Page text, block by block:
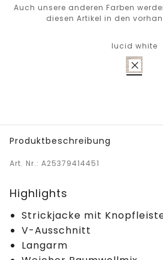
Auch unsere anderen Farben
diesen Artikel in den
lucid white
Produktbeschreibung
Art. Nr.: A25379414451
Highlights
Strickjacke mit
V-Ausschnitt
Langarm